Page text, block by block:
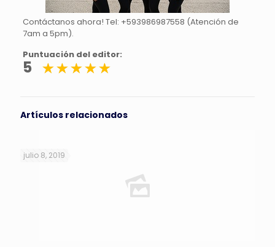
Contáctanos ahora! Tel: +593986987558 (Atención de
7am a 5pm).
Puntuación del editor:
5
Artículos relacionados
julio 8, 2019